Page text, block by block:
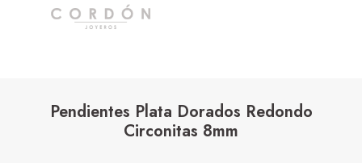
Pendientes Plata Dorados Redondo
Circonitas 8mm